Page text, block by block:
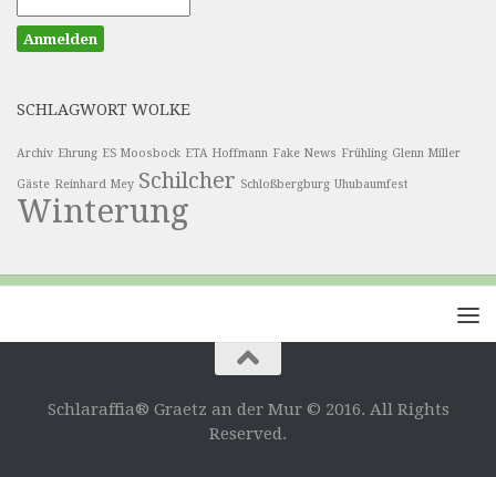
SCHLAGWORT WOLKE
Archiv Ehrung ES Moosbock ETA Hoffmann Fake News Frühling Glenn Miller
Gäste Reinhard Mey Schilcher Schloßbergburg Uhubaumfest
Winterung
Schlaraffia® Graetz an der Mur © 2016. All Rights
Reserved.